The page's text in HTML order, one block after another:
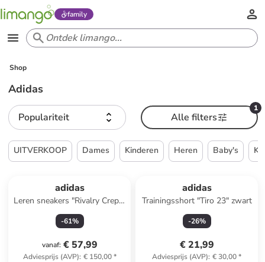
family
Shop
Adidas
Populariteit
1
Alle filters
UITVERKOOP Dames Kinderen Heren Baby's
adidas
Leren sneakers "Rivalry Crepe"
lichtbruin
-61%
vanaf: € 57,99
Adviesprijs (AVP): € 150,00*
adidas
Trainingsshort "Tiro 23" zwart
-26%
€ 21,99
Adviesprijs (AVP): € 30,00*